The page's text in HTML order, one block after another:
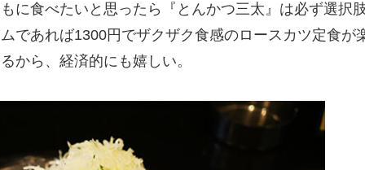
に食べたいと思ったら『とんかつ三太』は必ず選択
であれば1300円でザクザク食感のロースカツ定食が
から、経済的にも嬉しい。